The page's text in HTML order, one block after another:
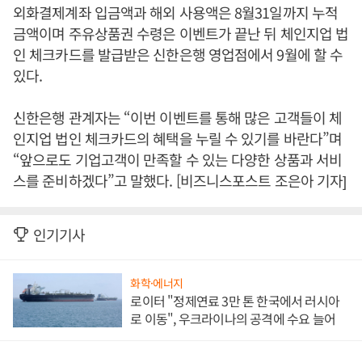
외화결제계좌 입금액과 해외 사용액은 8월31일까지 누적
금액이며 주유상품권 수령은 이벤트가 끝난 뒤 체인지업 법
인 체크카드를 발급받은 신한은행 영업점에서 9월에 할 수
있다.
신한은행 관계자는 “이번 이벤트를 통해 많은 고객들이 체
인지업 법인 체크카드의 혜택을 누릴 수 있기를 바란다”며
“앞으로도 기업고객이 만족할 수 있는 다양한 상품과 서비
스를 준비하겠다”고 말했다. [비즈니스포스트 조은아 기자]
인기기사
화학·에너지
로이터 "정제연료 3만 톤 한국에서 러시아
로 이동", 우크라이나의 공격에 수요 늘어